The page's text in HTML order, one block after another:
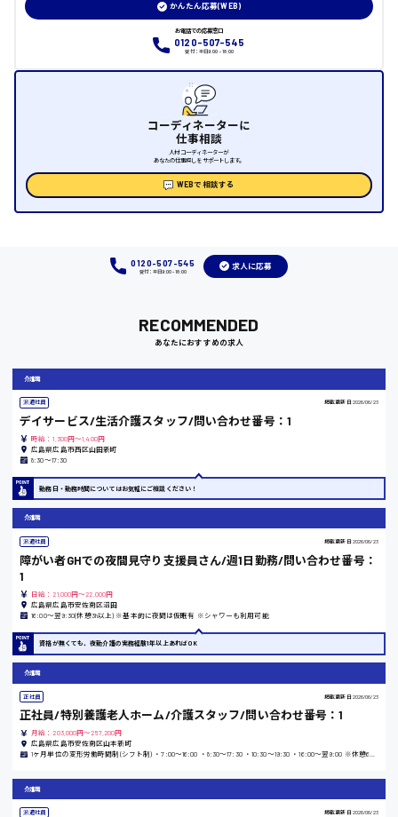
三原市
岡山県
大阪府
竹原市
東京都
島根県
時給1200円〜
かんたん応募(WEB)
お電話での応募窓口
0120-507-545
受付：平日9:00 - 18:00
コーディネーターに
仕事相談
人材コーディネーターが
あなたの仕事探しをサポートします。
WEBで相談する
0120-507-545
受付：平日9:00 - 18:00
求人に応募
RECOMMENDED
あなたにおすすめの求人
介護職
派遣社員 掲載更新日 2026/06/23
デイサービス/生活介護スタッフ/問い合わせ番号：1
時給：1,300円～1,400円
広島県広島市西区山田新町
8:30〜17:30
勤務日・勤務時間についてはお気軽にご相談ください！
介護職
派遣社員 掲載更新日 2026/06/23
障がい者GHでの夜間見守り支援員さん/週1日勤務/問い合わせ番号：
1
日給：21,000円～22,000円
広島県広島市安佐南区沼田
16:00〜翌9:30(休憩3h以上) ※基本的に夜間は仮眠有 ※シャワーも利用可能
資格が無くても、夜勤介護の実務経験1年以上あればOK
介護職
正社員 掲載更新日 2026/06/23
正社員/特別養護老人ホーム/介護スタッフ/問い合わせ番号：1
月給：203,000円～257,200円
広島県広島市安佐南区山本新町
1ヶ月単位の変形労働時間制(シフト制) ・7:00〜16:00 ・8:30〜17:30 ・10:30〜19:30 ・16:00〜翌9:00 ※休憩60分 ※月平均時間外労働時間5時間
介護職
派遣社員 掲載更新日 2026/06/23